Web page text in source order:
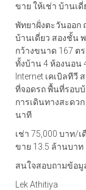
ขาย ให้เช่า บ้านเ
พัทยาฝั่งตะวันออ
บ้านเดี่ยว สองชั้น
กว้างขนาด 167 ต
ทั้งบ้าน 4 ห้องนอน
Internet เคเบิลทีวี
ที่จอดรถ พื้นที่รอบ
การเดินทางสะดว
นาที
เช่า 75,000 บาท/เ
ขาย 13.5 ล้านบาท
สนใจสอบถามข้อมู
Lek Athitiya